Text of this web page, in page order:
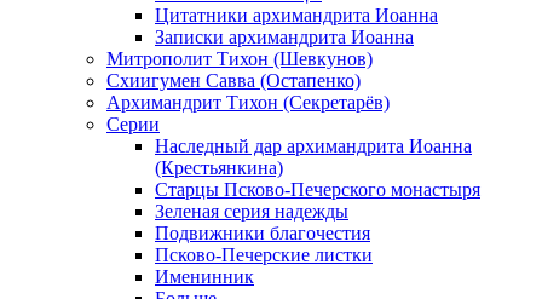
Цитатники архимандрита Иоанна
Записки архимандрита Иоанна
Митрополит Тихон (Шевкунов)
Схиигумен Савва (Остапенко)
Архимандрит Тихон (Секретарёв)
Серии
Наследный дар архимандрита Иоанна
(Крестьянкина)
Старцы Псково-Печерского монастыря
Зеленая серия надежды
Подвижники благочестия
Псково-Печерские листки
Именинник